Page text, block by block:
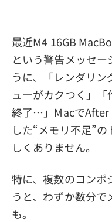
最近M4 16GB
という警告メッセ
うに、「レンダリ
ューがカクつく」
終了…」MacでAfter
した“メモリ不足”
しくありません。
特に、複数のコンポ
うと、わずか数分
も。